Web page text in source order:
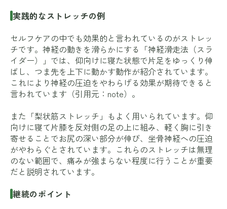
実践的なストレッチの例
セルフケアの中でも効果的と言われているのがストレッ
チです。神経の動きを滑らかにする「神経滑走法（スラ
イダー）」では、仰向けに寝た状態で片足をゆっくり伸
ばし、つま先を上下に動かす動作が紹介されています。
これにより神経の圧迫をやわらげる効果が期待できると
言われています（引用元： note）。
また「梨状筋ストレッチ」もよく用いられています。仰
向けに寝て片膝を反対側の足の上に組み、軽く胸に引き
寄せることでお尻の深い部分が伸び、坐骨神経への圧迫
がやわらぐとされています。これらのストレッチは無理
のない範囲で、痛みが強まらない程度に行うことが重要
だと説明されています。
継続のポイント